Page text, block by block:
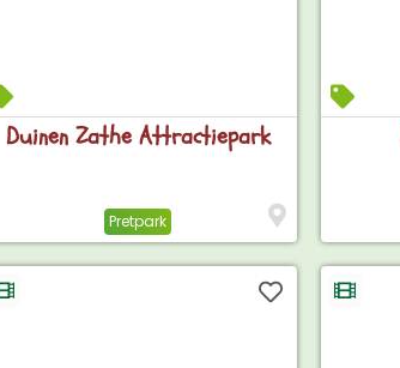
Duinen Zathe Attractiepark
Pretpark